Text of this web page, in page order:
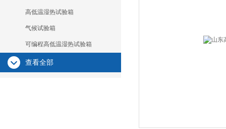
高低温湿热试验箱
气候试验箱
可编程高低温湿热试验箱
查看全部